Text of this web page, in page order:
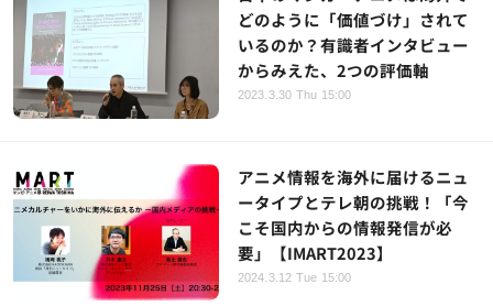
どのように「価値づけ」されて
いるのか？有識者インタビュー
からみえた、2つの評価軸
2023.3.30 Thu 15:00
アニメ情報を海外に届けるニュ
ータイプとテレ朝の挑戦！「今
こそ国内からの情報発信が必
要」【IMART2023】
2024.3.12 Tue 15:00